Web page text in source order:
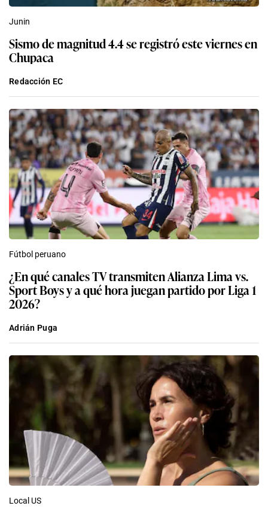
Junin
Sismo de magnitud 4.4 se registró este viernes en
Chupaca
Redacción EC
Fútbol peruano
¿En qué canales TV transmiten Alianza Lima vs.
Sport Boys y a qué hora juegan partido por Liga 1
2026?
Adrián Puga
Local US